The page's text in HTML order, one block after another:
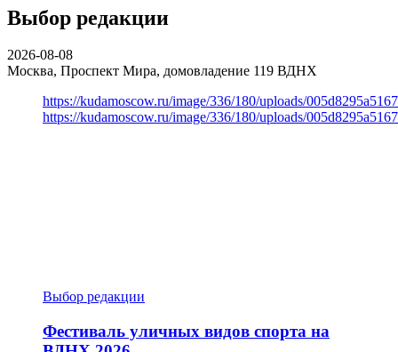
Выбор редакции
2026-08-08
Москва, Проспект Мира, домовладение 119 ВДНХ
https://kudamoscow.ru/image/336/180/uploads/
https://kudamoscow.ru/image/336/180/uploads/
Выбор редакции
Фестиваль уличных видов спорта на